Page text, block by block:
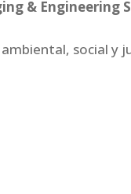
& Engineering
social y